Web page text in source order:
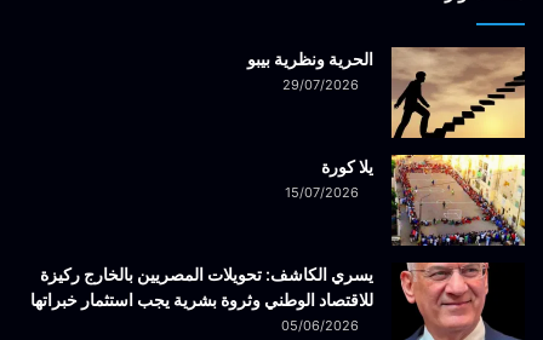
الحرية ونظرية بيبو
29/07/2026
يلا كورة
15/07/2026
يسري الكاشف: تحويلات المصريين بالخارج ركيزة
للاقتصاد الوطني وثروة بشرية يجب استثمار خبراتها
05/06/2026